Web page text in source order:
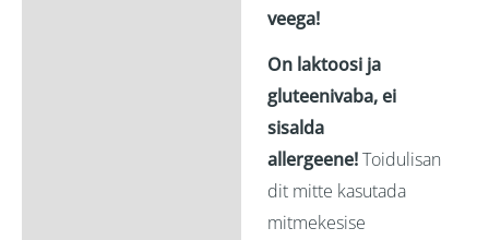
veega!
On laktoosi ja
gluteenivaba, ei
sisalda
allergeene!Toidulisan
dit mitte kasutada
mitmekesise